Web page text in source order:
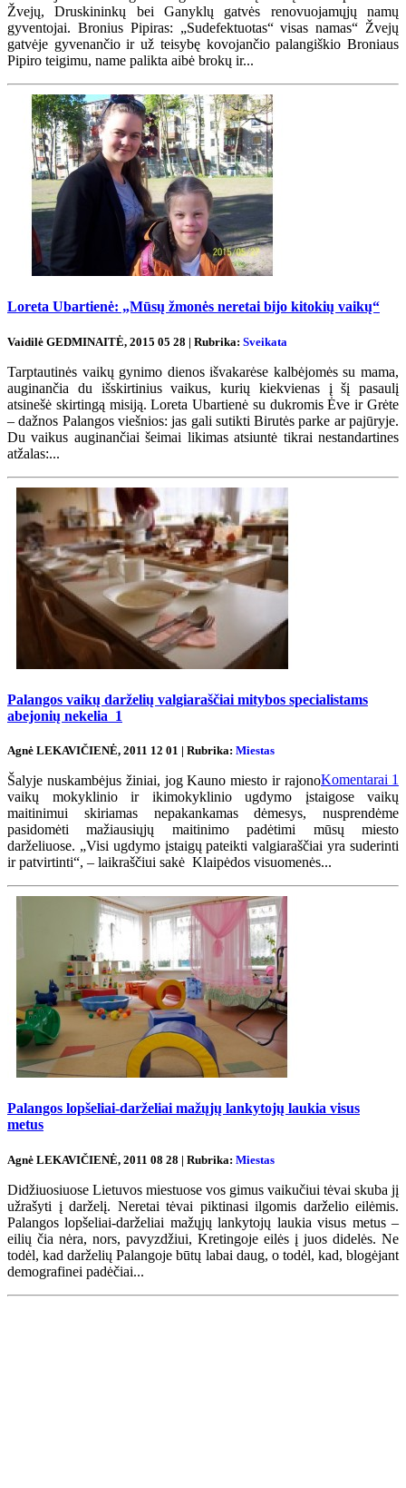
Žvejų, Druskininkų bei Ganyklų gatvės renovuojamųjų namų
gyventojai. Bronius Pipiras: „Sudefektuotas“ visas namas“ Žvejų
gatvėje gyvenančio ir už teisybę kovojančio palangiškio Broniaus
Pipiro teigimu, name palikta aibė brokų ir...
Loreta Ubartienė: „Mūsų žmonės neretai bijo kitokių vaikų“
Vaidilė GEDMINAITĖ, 2015 05 28 | Rubrika: Sveikata
Tarptautinės vaikų gynimo dienos išvakarėse kalbėjomės su mama,
auginančia du išskirtinius vaikus, kurių kiekvienas į šį pasaulį
atsinešė skirtingą misiją. Loreta Ubartienė su dukromis Ėve ir Grėte
– dažnos Palangos viešnios: jas gali sutikti Birutės parke ar pajūryje.
Du vaikus auginančiai šeimai likimas atsiuntė tikrai nestandartines
atžalas:...
Palangos vaikų darželių valgiaraščiai mitybos specialistams
abejonių nekelia 1
Agnė LEKAVIČIENĖ, 2011 12 01 | Rubrika: Miestas
Komentarai 1
Šalyje nuskambėjus žiniai, jog Kauno miesto ir rajono
vaikų mokyklinio ir ikimokyklinio ugdymo įstaigose vaikų
maitinimui skiriamas nepakankamas dėmesys, nusprendėme
pasidomėti mažiausiųjų maitinimo padėtimi mūsų miesto
darželiuose. „Visi ugdymo įstaigų pateikti valgiaraščiai yra suderinti
ir patvirtinti“, – laikraščiui sakė Klaipėdos visuomenės...
Palangos lopšeliai-darželiai mažųjų lankytojų laukia visus
metus
Agnė LEKAVIČIENĖ, 2011 08 28 | Rubrika: Miestas
Didžiuosiuose Lietuvos miestuose vos gimus vaikučiui tėvai skuba jį
užrašyti į darželį. Neretai tėvai piktinasi ilgomis darželio eilėmis.
Palangos lopšeliai-darželiai mažųjų lankytojų laukia visus metus –
eilių čia nėra, nors, pavyzdžiui, Kretingoje eilės į juos didelės. Ne
todėl, kad darželių Palangoje būtų labai daug, o todėl, kad, blogėjant
demografinei padėčiai...